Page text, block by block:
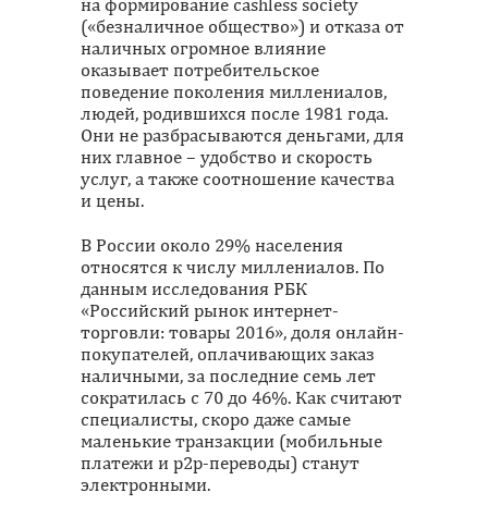
на формирование cashless society
(«безналичное общество») и отказа от
наличных огромное влияние
оказывает потребительское
поведение поколения миллениалов,
людей, родившихся после 1981 года.
Они не разбрасываются деньгами, для
них главное – удобство и скорость
услуг, а также соотношение качества
и цены.
В России около 29% населения
относятся к числу миллениалов. По
данным исследования РБК
«Российский рынок интернет-
торговли: товары 2016», доля онлайн-
покупателей, оплачивающих заказ
наличными, за последние семь лет
сократилась с 70 до 46%. Как считают
специалисты, скоро даже самые
маленькие транзакции (мобильные
платежи и p2p-переводы) станут
электронными.